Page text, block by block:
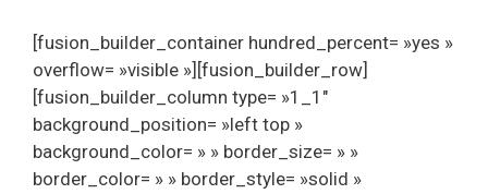
[fusion_builder_container hundred_percent= »yes »
overflow= »visible »][fusion_builder_row]
[fusion_builder_column type= »1_1″
background_position= »left top »
background_color= » » border_size= » »
border_color= » » border_style= »solid »